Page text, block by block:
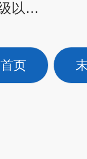
MX24GCP系列工业级以太网交换机
首页